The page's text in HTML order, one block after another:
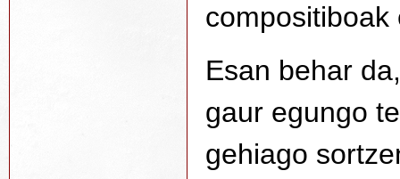
compositiboak
Esan behar
gaur egungo
gehiago